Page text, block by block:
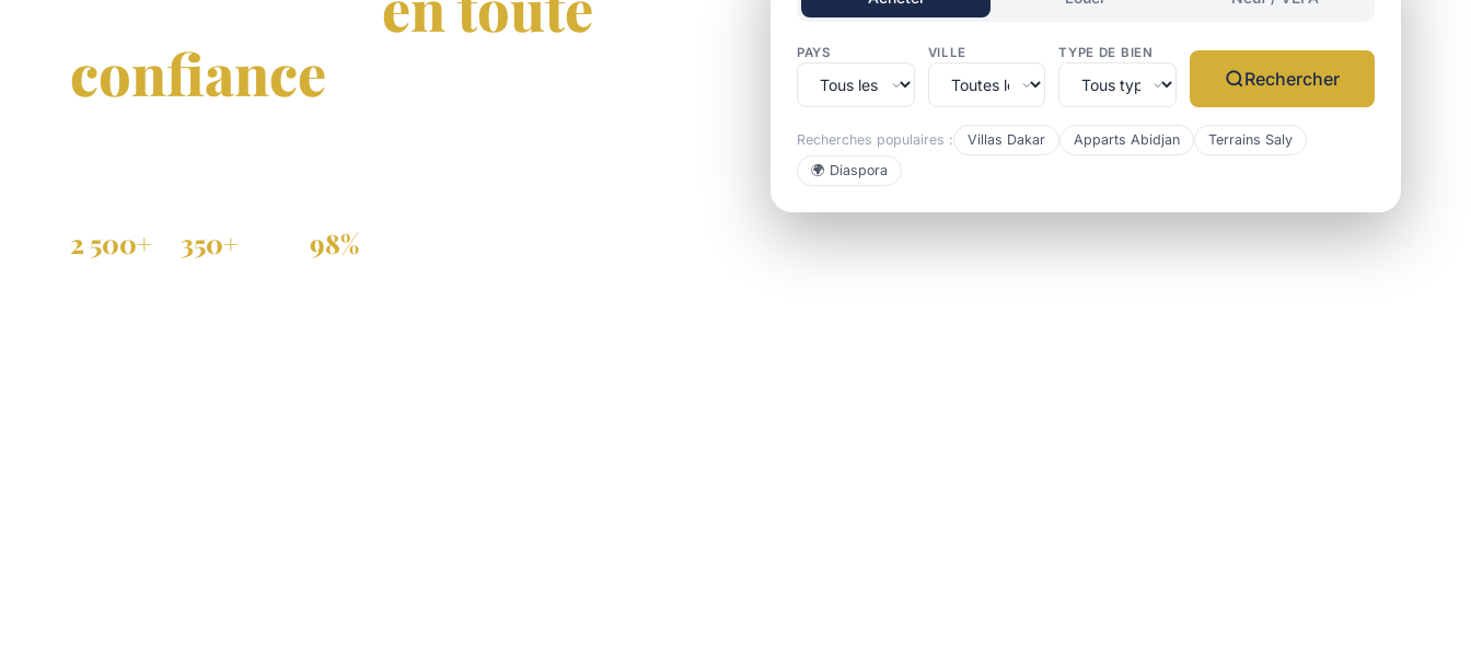
confiance
2 500+ 350+ 98%
PAYS VILLE TYPE DE BIEN
Rechercher
Recherches populaires : Villas Dakar Apparts Abidjan
Terrains Saly
🌍 Diaspora